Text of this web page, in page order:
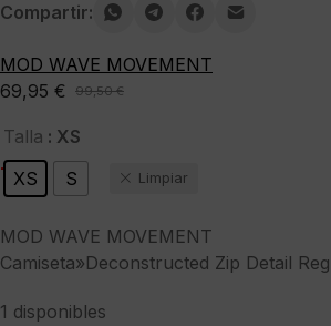
99,50€
El
precio
original
era:
69,95 €
El
precio
actual
es:
-30%
Talla : XS
XS
S Limpiar
MOD WAVE MOVEMENT
Camiseta»Deconstructed Zip Detail
1 disponibles
Compartir:
MOD WAVE MOVEMENT